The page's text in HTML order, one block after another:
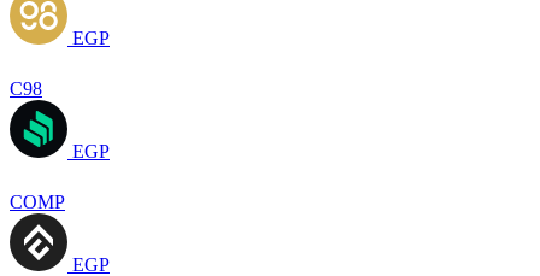
EGP
C98
EGP
COMP
EGP